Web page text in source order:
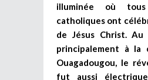
illuminée où
catholiques ont
de Jésus Christ. Au
principalement à la
Ouagadougou, le
fut aussi